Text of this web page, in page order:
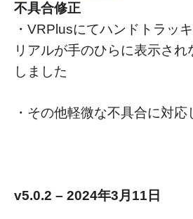
不具合修正
・VRPlusにてハンドトラッ
リアルが手のひらに表示さ
しました
・その他軽微な不具合に対応
v5.0.2 – 2024年3月11日